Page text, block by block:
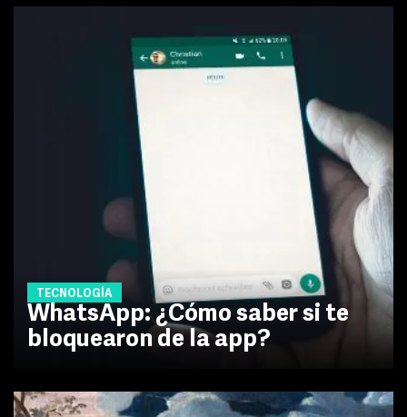
TECNOLOGÍA
WhatsApp: ¿Cómo saber si te
bloquearon de la app?